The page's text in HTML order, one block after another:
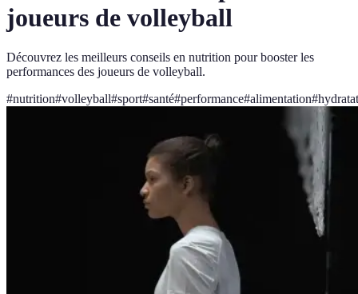
joueurs de volleyball
Découvrez les meilleurs conseils en nutrition pour booster les
performances des joueurs de volleyball.
#nutrition#volleyball#sport#santé#performance#alimentation#